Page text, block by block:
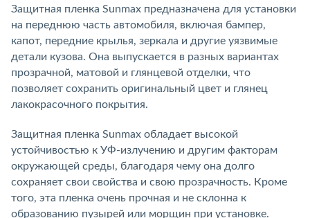
Защитная пленка Sunmax предназначена для установки
на переднюю часть автомобиля, включая бампер,
капот, передние крылья, зеркала и другие уязвимые
детали кузова. Она выпускается в разных вариантах
прозрачной, матовой и глянцевой отделки, что
позволяет сохранить оригинальный цвет и глянец
лакокрасочного покрытия.
Защитная пленка Sunmax обладает высокой
устойчивостью к УФ-излучению и другим факторам
окружающей среды, благодаря чему она долго
сохраняет свои свойства и свою прозрачность. Кроме
того, эта пленка очень прочная и не склонна к
образованию пузырей или морщин при установке.